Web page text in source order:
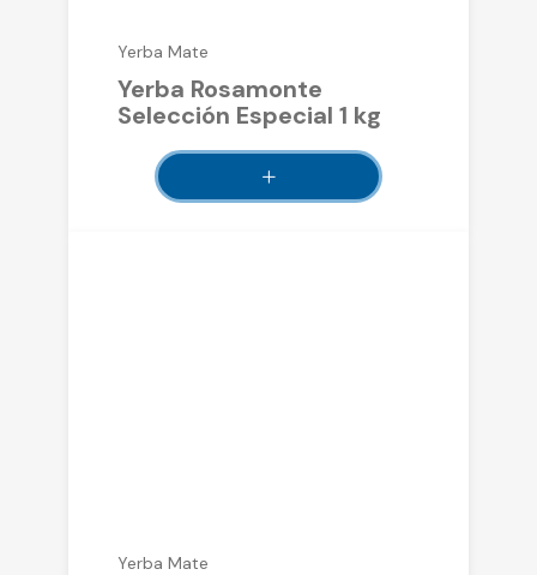
Yerba Mate
Yerba Rosamonte
Selección Especial 1 kg
Yerba Mate